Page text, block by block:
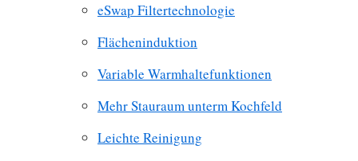
eSwap Filtertechnologie
Flächeninduktion
Variable Warmhaltefunktionen
Mehr Stauraum unterm Kochfeld
Leichte Reinigung